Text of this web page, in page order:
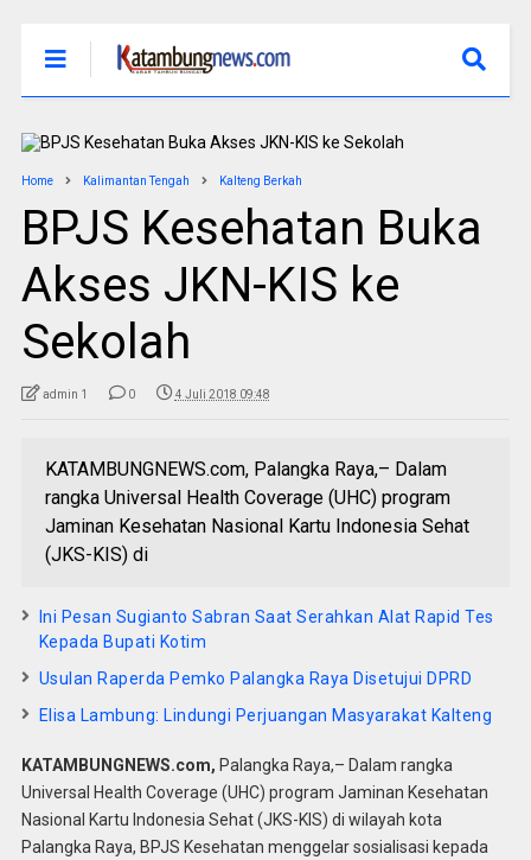
Home Kalimantan Tengah Kalteng Berkah
BPJS Kesehatan Buka
Akses JKN-KIS ke
Sekolah
admin 1 0 4 Juli 2018 09:48
KATAMBUNGNEWS.com, Palangka Raya,– Dalam
rangka Universal Health Coverage (UHC) program
Jaminan Kesehatan Nasional Kartu Indonesia Sehat
(JKS-KIS) di
Ini Pesan Sugianto Sabran Saat Serahkan Alat Rapid Tes
Kepada Bupati Kotim
Usulan Raperda Pemko Palangka Raya Disetujui DPRD
Elisa Lambung: Lindungi Perjuangan Masyarakat Kalteng
KATAMBUNGNEWS.com, Palangka Raya,– Dalam rangka
Universal Health Coverage (UHC) program Jaminan Kesehatan
Nasional Kartu Indonesia Sehat (JKS-KIS) di wilayah kota
Palangka Raya, BPJS Kesehatan menggelar sosialisasi kepada